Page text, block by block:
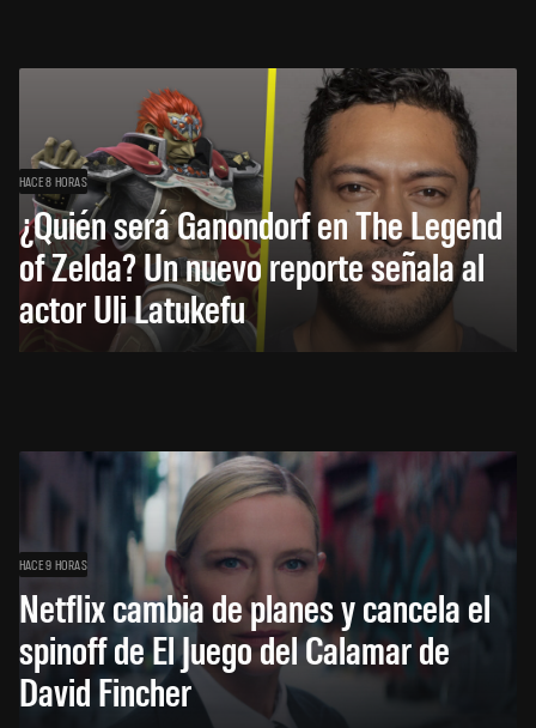
HACE 8 HORAS
¿Quién será Ganondorf en The Legend
of Zelda? Un nuevo reporte señala al
actor Uli Latukefu
HACE 9 HORAS
Netflix cambia de planes y cancela el
spinoff de El Juego del Calamar de
David Fincher